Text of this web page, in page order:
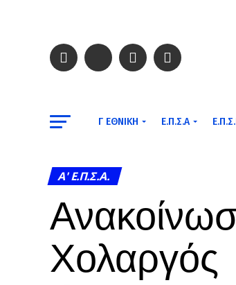
Γ ΕΘΝΙΚΉ Ε.Π.Σ.Α
A' Ε.Π.Σ.Α.
Χολαργός